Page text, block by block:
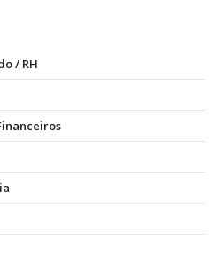
/ RH